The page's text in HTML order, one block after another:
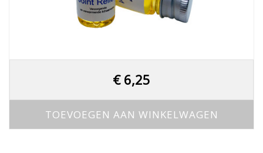
€6,25
TOEVOEGEN AAN WINKELWAGEN